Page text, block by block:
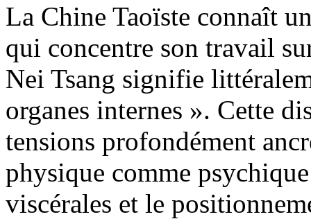
La Chine Taoïste connaît
qui concentre son travail
Nei Tsang signifie
organes internes ». Cette
tensions profondément
physique comme
viscérales et le